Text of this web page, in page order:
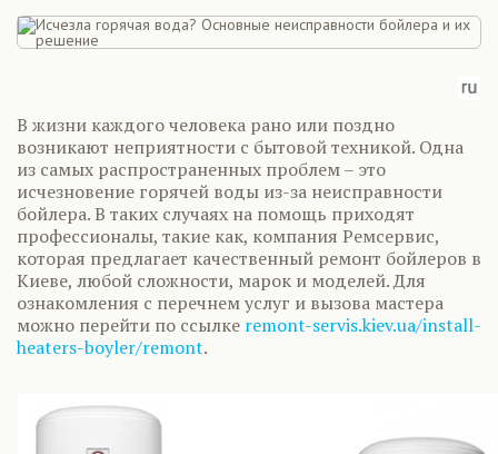
В жизни каждого человека рано или поздно
возникают неприятности с бытовой техникой. Одна
из самых распространенных проблем – это
исчезновение горячей воды из-за неисправности
бойлера. В таких случаях на помощь приходят
профессионалы, такие как, компания Ремсервис,
которая предлагает качественный ремонт бойлеров в
Киеве, любой сложности, марок и моделей. Для
ознакомления с перечнем услуг и вызова мастера
можно перейти по ссылке remont-servis.kiev.ua/install-
heaters-boyler/remont.